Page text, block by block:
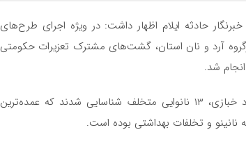
آبان ماه در گفت‌وگو با خبرنگار حادثه ایلام اظهار داشت: در ویژه اجرای طرح‌های
آرد و نان استان، گشت‌های مشترک تعزیرات حکومتی
شد.
وی افزود: در بازرسی‌های میدانی انجام‌شده از واحدهای متعدد خبازی، ۱۳ نانوایی متخلف شناسایی شدند که عمده‌ترین
و تخلفات بهداشتی بوده است.